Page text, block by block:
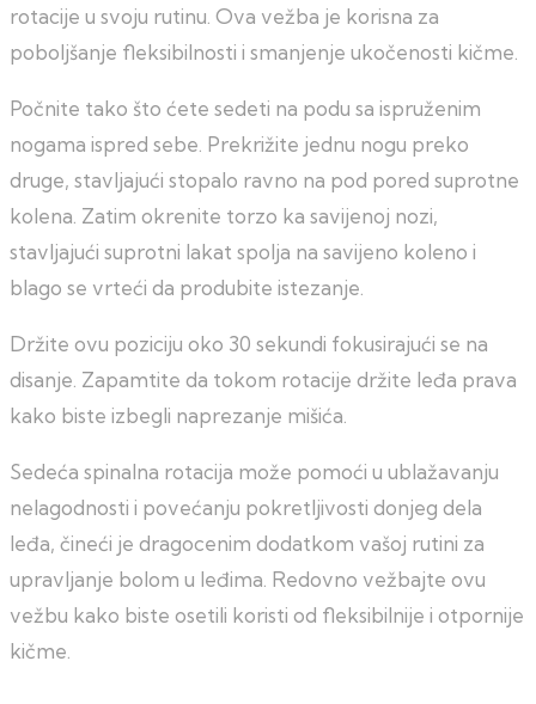
rotacije u svoju rutinu. Ova vežba je korisna za
poboljšanje fleksibilnosti i smanjenje ukočenosti kičme.
Počnite tako što ćete sedeti na podu sa ispruženim
nogama ispred sebe. Prekrižite jednu nogu preko
druge, stavljajući stopalo ravno na pod pored suprotne
kolena. Zatim okrenite torzo ka savijenoj nozi,
stavljajući suprotni lakat spolja na savijeno koleno i
blago se vrteći da produbite istezanje.
Držite ovu poziciju oko 30 sekundi fokusirajući se na
disanje. Zapamtite da tokom rotacije držite leđa prava
kako biste izbegli naprezanje mišića.
Sedeća spinalna rotacija može pomoći u ublažavanju
nelagodnosti i povećanju pokretljivosti donjeg dela
leđa, čineći je dragocenim dodatkom vašoj rutini za
upravljanje bolom u leđima. Redovno vežbajte ovu
vežbu kako biste osetili koristi od fleksibilnije i otpornije
kičme.